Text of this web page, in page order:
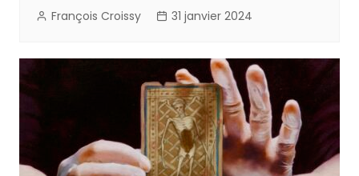
François Croissy 31 janvier 2024